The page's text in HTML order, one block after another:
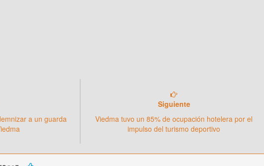
a un guarda
Siguiente
Viedma tuvo un 85% de ocupación hotelera por el
impulso del turismo deportivo